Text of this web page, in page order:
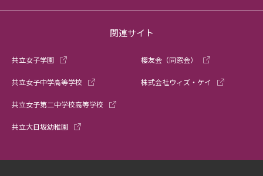
関連サイト
共立女子学園
共立女子中学高等学校
共立女子第二中学校高等学校
共立大日坂幼稚園
櫻友会（同窓会）
株式会社ウィズ・ケイ